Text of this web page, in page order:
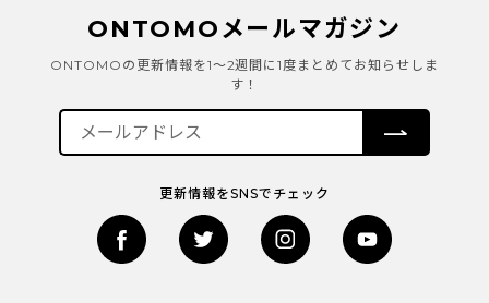
ONTOMOメールマガジン
ONTOMOの更新情報を1～2週間に1度まとめてお知らせしま
す！
更新情報をSNSでチェック